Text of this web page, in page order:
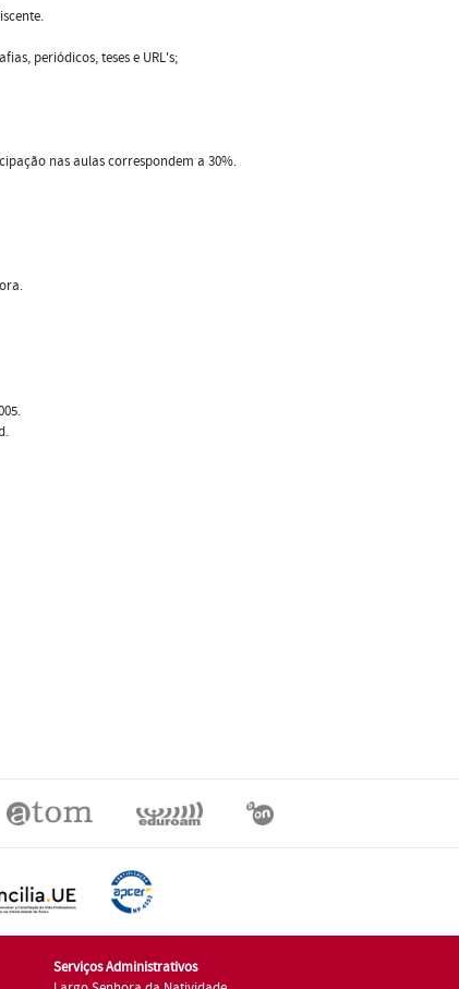
periódicos, teses e URL's;
nas aulas correspondem a 30%.
Serviços Administrativos